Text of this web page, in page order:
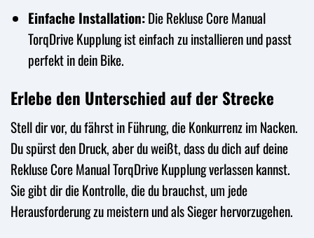
Einfache Installation:Die Rekluse Core Manual
TorqDrive Kupplung ist einfach zu installieren und passt
perfekt in dein Bike.
Erlebe den Unterschied auf der Strecke
Stell dir vor, du fährst in Führung, die Konkurrenz im Nacken.
Du spürst den Druck, aber du weißt, dass du dich auf deine
Rekluse Core Manual TorqDrive Kupplung verlassen kannst.
Sie gibt dir die Kontrolle, die du brauchst, um jede
Herausforderung zu meistern und als Sieger hervorzugehen.